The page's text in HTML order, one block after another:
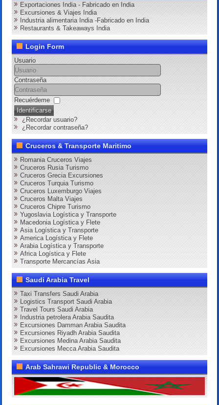
Exportaciones India - Fabricado en India
Excursiones & Viajes India
Industria alimentaria India -Fabricado en India
Restaurants & Takeaways India
Login Form
Usuario
Contraseña
Recuérdeme
Identificarse
¿Recordar usuario?
¿Recordar contraseña?
Cruceros & Transporte Maritimo
Romania Cruceros Viajes
Cruceros Rusia Turismo
Cruceros Grecia Excursiones
Cruceros Turquia Turismo
Cruceros Luxemburgo Viajes
Cruceros Malta Viajes
Cruceros Chipre Turismo
Yugoslavia Logística y Transporte
Macedonia Logística y Flete
Asia Logística y Transporte
America Logística y Flete
Arabia Logística y Transporte
Africa Logística y Flete
Transporte Mercancías Asia
Saudi Arabia Travel
Taxi Transfers Saudi Arabia
Logistics Transport Saudi Arabia
Travel Tours Saudi Arabia
Industria petrolera Arabia Saudita
Excursiones Damman Arabia Saudita
Excursiones Riyadh Arabia Saudita
Excursiones Medina Arabia Saudita
Excursiones Mecca Arabia Saudita
Arab Sahrawi Republic & Morocco